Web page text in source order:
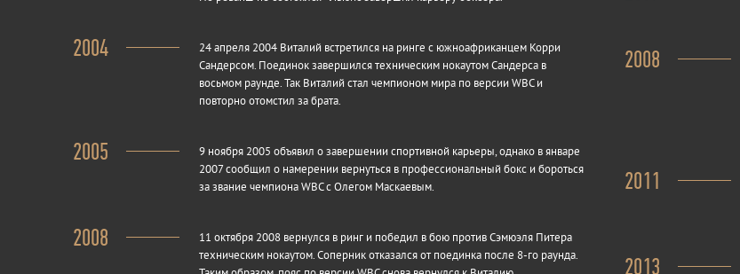
2004
24 апреля 2004 Виталий встретился на ринге с южноафриканцем Корри
Сандерсом. Поединок завершился техническим нокаутом Сандерса в
восьмом раунде. Так Виталий стал чемпионом мира по версии WBC и
повторно отомстил за брата.
2005
9 ноября 2005 объявил о завершении спортивной карьеры, однако в январе
2007 сообщил о намерении вернуться в профессиональный бокс и бороться
за звание чемпиона WBC с Олегом Маскаевым.
2008
11 октября 2008 вернулся в ринг и победил в бою против Сэмюэля Питера
техническим нокаутом. Соперник отказался от поединка после 8-го раунда.
2008
2011
2013